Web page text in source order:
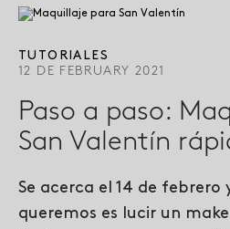
TUTORIALES
12 DE FEBRUARY 2021
Paso a paso:
San Valentín
Se acerca el 14 de febrero
queremos es lucir un